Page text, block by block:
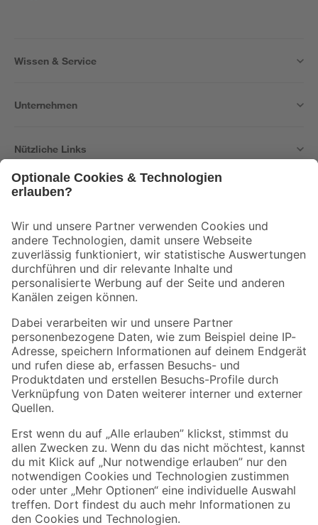
Wissen & Service
Unternehmen
Nützliche Links
Der toom Newsletter: Keine Angebote und Aktionen mehr verpassen!
Zur Newsletter Anmeldung
Folge uns
Zahlungsarten Versandarten
Sicher einkaufen
Jetzt die toom-App herunterladen